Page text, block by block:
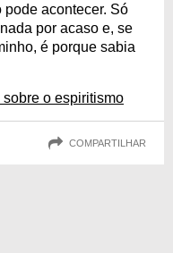
acontecer. Só
por acaso e, se
é porque sabia
o espiritismo
COMPARTILHAR